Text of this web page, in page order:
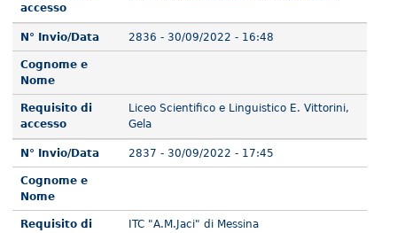
accesso
N° Invio/Data 2836 - 30/09/2022 - 16:48
Cognome e
Nome
Requisito di
accesso
Liceo Scientifico e Linguistico E. Vittorini,
Gela
N° Invio/Data 2837 - 30/09/2022 - 17:45
Cognome e
Nome
Requisito di
ITC "A.M.Jaci" di Messina